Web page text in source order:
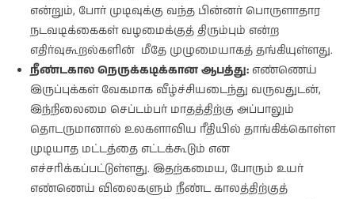
என்றும், போர் முடிவுக்கு வந்த பின்னர் பொருளாதார
நடவடிக்கைகள் வழமைக்குத் திரும்பும் என்ற
எதிர்வுகூறல்களின் மீதே முழுமையாகத் தங்கியுள்ளது.
நீண்டகால நெருக்கடிக்கான ஆபத்து:எண்ணெய்
இருப்புக்கள் வேகமாக வீழ்ச்சியடைந்து வருவதுடன்,
இந்நிலைமை செப்டம்பர் மாதத்திற்கு அப்பாலும்
தொடருமானால் உலகளாவிய ரீதியில் தாங்கிக்கொள்ள
முடியாத மட்டத்தை எட்டக்கூடும் என
எச்சரிக்கப்பட்டுள்ளது. இதற்கமைய, போரும் உயர்
எண்ணெய் விலைகளும் நீண்ட காலத்திற்குத்